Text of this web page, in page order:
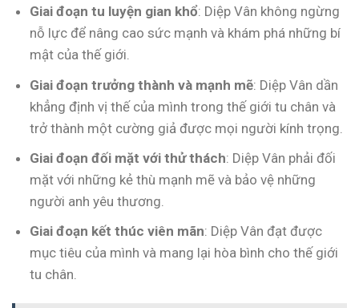
Giai đoạn tu luyện gian khổ: Diệp Vân không ngừng
nỗ lực để nâng cao sức mạnh và khám phá những bí
mật của thế giới.
Giai đoạn trưởng thành và mạnh mẽ: Diệp Vân dần
khẳng định vị thế của mình trong thế giới tu chân và
trở thành một cường giả được mọi người kính trọng.
Giai đoạn đối mặt với thử thách: Diệp Vân phải đối
mặt với những kẻ thù mạnh mẽ và bảo vệ những
người anh yêu thương.
Giai đoạn kết thúc viên mãn: Diệp Vân đạt được
mục tiêu của mình và mang lại hòa bình cho thế giới
tu chân.